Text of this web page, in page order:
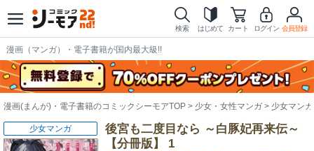
検索 はじめて カート ログイン 会員登録
漫画（マンガ）・電子書籍が国内最大級!!
漫画(まんが)・電子書籍のコミックシーモアTOP 少女・女性マンガ 少女マンガ
後宮も二度目なら ～白豚妃再来伝～
【分冊版】 1
少女マンガ